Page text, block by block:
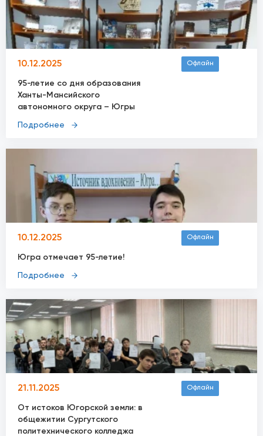
10.12.2025 Офлайн
95-летие со дня образования
Ханты-Мансийского
автономного округа – Югры
Подробнее
10.12.2025 Офлайн
Югра отмечает 95-летие!
Подробнее
21.11.2025 Офлайн
От истоков Югорской земли: в
общежитии Сургутского
политехнического колледжа